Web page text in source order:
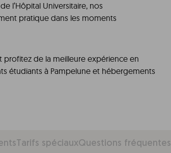
l’Hôpital Universitaire, nos
pratique dans les moments
profitez de la meilleure expérience en
étudiants à Pampelune et hébergements
Tarifs spéciauxQuestions fréquentes